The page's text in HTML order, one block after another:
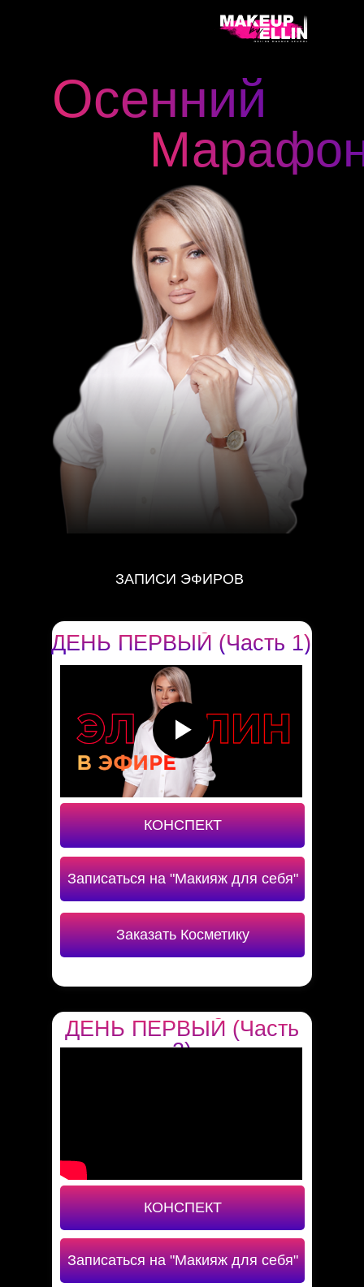
ЗАПИСИ ЭФИРОВ
Осенний
КОНСПЕКТ
ДЕНЬ ПЕРВЫЙ (Часть 1)
Записаться на "Макияж для себя"
Заказать Косметику
ДЕНЬ ПЕРВЫЙ (Часть
2)
КОНСПЕКТ
Записаться на "Макияж для себя"